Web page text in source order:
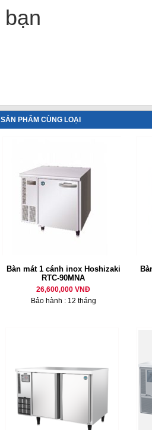
bạn
SẢN PHẨM CÙNG LOẠI
Bàn mát 1 cánh inox Hoshizaki
RTC-90MNA
26,600,000 VNĐ
Bảo hành : 12 tháng